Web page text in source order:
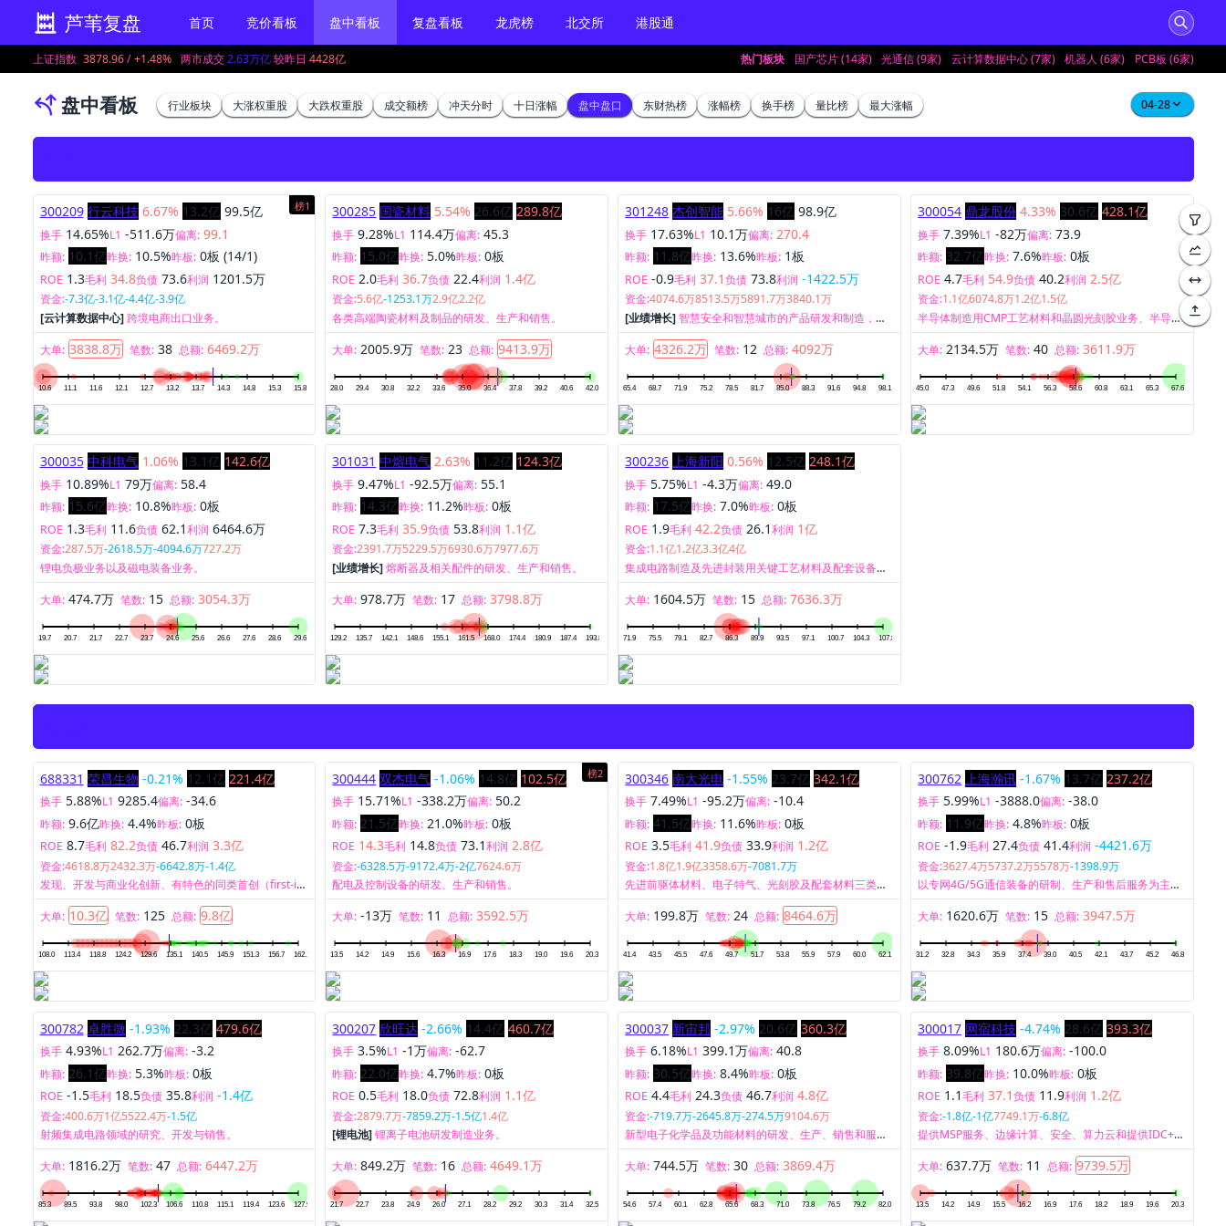
芦苇复盘 首页 竞价看板 盘中看板 复盘看板 龙虎榜 北交所 港股通
上证指数 3878.96 /+1.48% 两市成交2.63万亿较昨日 4428亿 热门板块 国产芯片 (14家) 光通信 (9家) 云计算数据中心 (7家) 机器人 (6家) PCB板 (6家)
盘中看板 行业板块 大涨权重股 大跌权重股 成交额榜 冲天分时 十日涨幅 盘中盘口 东财热榜 涨幅榜 换手榜 量比榜 最大涨幅 04-28
榜1
300209 行云科技 6.67% 13.2亿 99.5亿
换手 14.65%L1 -511.6万偏离: 99.1
昨额: 10.1亿昨换: 10.5%昨板: 0板 (14/1)
ROE 1.3毛利 34.8负债 73.6利润 1201.5万
资金:-7.3亿-3.1亿-4.4亿-3.9亿
[云计算数据中心]跨境电商出口业务。
大单: 3838.8万 笔数: 38 总额: 6469.2万
300285 国瓷材料 5.54% 26.6亿 289.8亿
换手 9.28%L1 114.4万偏离: 45.3
昨额: 15.0亿昨换: 5.0%昨板: 0板
ROE 2.0毛利 36.7负债 22.4利润 1.4亿
资金:5.6亿-1253.1万2.9亿2.2亿
各类高端陶瓷材料及制品的研发、生产和销售。
大单: 2005.9万 笔数: 23 总额: 9413.9万
301248 杰创智能 5.66% 16亿 98.9亿
换手 17.63%L1 10.1万偏离: 270.4
昨额: 11.8亿昨换: 13.6%昨板: 1板
ROE -0.9毛利 37.1负债 73.8利润 -1422.5万
资金:4074.6万8513.5万5891.7万3840.1万
[业绩增长]智慧安全和智慧城市的产品研发和制造，以
及总体集成业务。
大单: 4326.2万 笔数: 12 总额: 4092万
300054 鼎龙股份 4.33% 30.6亿 428.1亿
换手 7.39%L1 -82万偏离: 73.9
昨额: 32.7亿昨换: 7.6%昨板: 0板
ROE 4.7毛利 54.9负债 40.2利润 2.5亿
资金:1.1亿6074.8万1.2亿1.5亿
半导体制造用CMP工艺材料和晶圆光刻胶业务、半导体
显示材料业务、半导体先进封装材料业务。
大单: 2134.5万 笔数: 40 总额: 3611.9万
300035 中科电气 1.06% 13.1亿 142.6亿
换手 10.89%L1 79万偏离: 58.4
昨额: 15.6亿昨换: 10.8%昨板: 0板
ROE 1.3毛利 11.6负债 62.1利润 6464.6万
资金:287.5万-2618.5万-4094.6万727.2万
锂电负极业务以及磁电装备业务。
大单: 474.7万 笔数: 15 总额: 3054.3万
301031 中熔电气 2.63% 11.2亿 124.3亿
换手 9.47%L1 -92.5万偏离: 55.1
昨额: 14.3亿昨换: 11.2%昨板: 0板
ROE 7.3毛利 35.9负债 53.8利润 1.1亿
资金:2391.7万5229.5万6930.6万7977.6万
[业绩增长]熔断器及相关配件的研发、生产和销售。
大单: 978.7万 笔数: 17 总额: 3798.8万
300236 上海新阳 0.56% 12.5亿 248.1亿
换手 5.75%L1 -4.3万偏离: 49.0
昨额: 17.5亿昨换: 7.0%昨板: 0板
ROE 1.9毛利 42.2负债 26.1利润 1亿
资金:1.1亿1.2亿3.3亿4亿
集成电路制造及先进封装用关键工艺材料及配套设备的
研发、生产、销售和服务，并为客户提供整体化解决方
案以及环保型、功能性涂料的研发、生产及相关服务业
务，并为客户提供专业的整体涂装业务解决方案。
大单: 1604.5万 笔数: 15 总额: 7636.3万
688331 荣昌生物 -0.21% 12.1亿 221.4亿
换手 5.88%L1 9285.4偏离: -34.6
昨额: 9.6亿昨换: 4.4%昨板: 0板
ROE 8.7毛利 82.2负债 46.7利润 3.3亿
资金:4618.8万2432.3万-6642.8万-1.4亿
发现、开发与商业化创新、有特色的同类首创（first-in-
class）与同类最佳（best-in-class）生物药，以创造药
物临床价值为导向，为自身免疫疾病、肿瘤疾病、眼科
疾病等重大疾病领域提供安全、有效、可及的临床解决
方案，以满足大量尚未被满足的临床需求。
大单: 10.3亿 笔数: 125 总额: 9.8亿
榜2
300444 双杰电气 -1.06% 14.8亿 102.5亿
换手 15.71%L1 -338.2万偏离: 50.2
昨额: 21.5亿昨换: 21.0%昨板: 0板
ROE 14.3毛利 14.8负债 73.1利润 2.8亿
资金:-6328.5万-9172.4万-2亿7624.6万
配电及控制设备的研发、生产和销售。
大单: -13万 笔数: 11 总额: 3592.5万
300346 南大光电 -1.55% 23.7亿 342.1亿
换手 7.49%L1 -95.2万偏离: -10.4
昨额: 41.5亿昨换: 11.6%昨板: 0板
ROE 3.5毛利 41.9负债 33.9利润 1.2亿
资金:1.8亿1.9亿3358.6万-7081.7万
先进前驱体材料、电子特气、光刻胶及配套材料三类半
导体材料产品生产、研发和销售。
大单: 199.8万 笔数: 24 总额: 8464.6万
300762 上海瀚讯 -1.67% 13.7亿 237.2亿
换手 5.99%L1 -3888.0偏离: -38.0
昨额: 11.9亿昨换: 4.8%昨板: 0板
ROE -1.9毛利 27.4负债 41.4利润 -4421.6万
资金:3627.4万5737.2万5578万-1398.9万
以专网4G/5G通信装备的研制、生产和售后服务为主，
专注于陆、海、空、天领域行业用户的行业应用，提供
专网宽带移动通信系统的设备及整体解决方案。
大单: 1620.6万 笔数: 15 总额: 3947.5万
300782 卓胜微 -1.93% 22.3亿 479.6亿
换手 4.93%L1 262.7万偏离: -3.2
昨额: 26.1亿昨换: 5.3%昨板: 0板
ROE -1.5毛利 18.5负债 35.8利润 -1.4亿
资金:400.6万1亿5522.4万-1.5亿
射频集成电路领域的研究、开发与销售。
大单: 1816.2万 笔数: 47 总额: 6447.2万
300207 欣旺达 -2.66% 14.4亿 460.7亿
换手 3.5%L1 -1万偏离: -62.7
昨额: 22.0亿昨换: 4.7%昨板: 0板
ROE 0.5毛利 18.0负债 72.8利润 1.1亿
资金:2879.7万-7859.2万-1.5亿1.4亿
[锂电池]锂离子电池研发制造业务。
大单: 849.2万 笔数: 16 总额: 4649.1万
300037 新宙邦 -2.97% 20.6亿 360.3亿
换手 6.18%L1 399.1万偏离: 40.8
昨额: 30.5亿昨换: 8.4%昨板: 0板
ROE 4.4毛利 24.3负债 46.7利润 4.8亿
资金:-719.7万-2645.8万-274.5万9104.6万
新型电子化学品及功能材料的研发、生产、销售和服
务。
大单: 744.5万 笔数: 30 总额: 3869.4万
300017 网宿科技 -4.74% 28.6亿 393.3亿
换手 8.09%L1 180.6万偏离: -100.0
昨额: 39.8亿昨换: 10.0%昨板: 0板
ROE 1.1毛利 37.1负债 11.9利润 1.2亿
资金:-1.8亿-1亿7749.1万-6.8亿
提供MSP服务、边缘计算、安全、算力云和提供IDC+液
冷节能解决方案五大业务。
大单: 637.7万 笔数: 11 总额: 9739.5万